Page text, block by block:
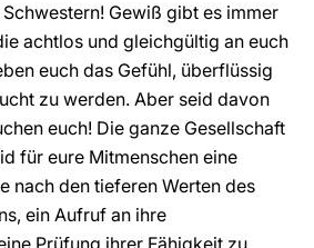
Gewiß gibt es immer
achtlos und gleichgültig an euch
euch das Gefühl, überflüssig
zu werden. Aber seid davon
euch! Die ganze Gesellschaft
für eure Mitmenschen eine
nach den tieferen Werten des
ein Aufruf an ihre
Prüfung ihrer Fähigkeit zu